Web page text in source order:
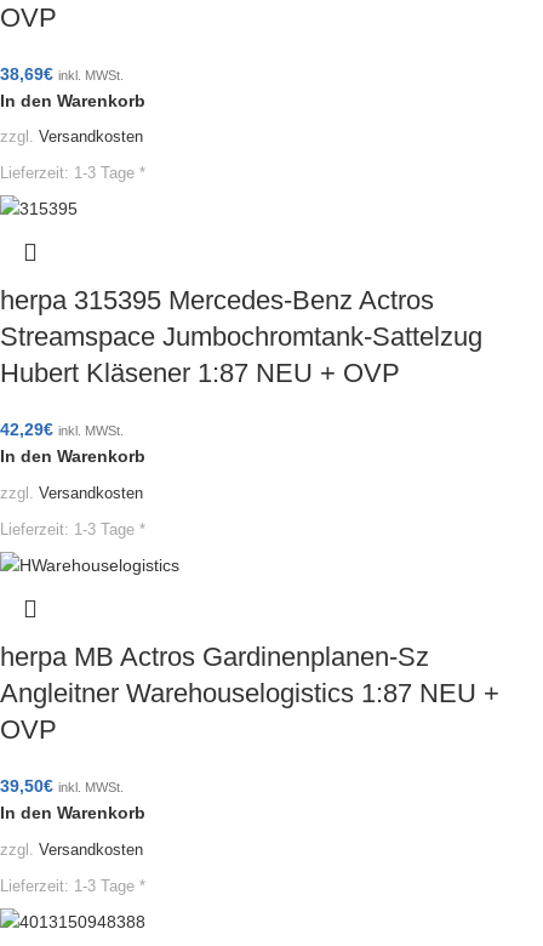
OVP
38,69€ inkl. MWSt.
In den Warenkorb
zzgl. Versandkosten
Lieferzeit: 1-3 Tage *
herpa 315395 Mercedes-Benz Actros
Streamspace Jumbochromtank-Sattelzug
Hubert Kläsener 1:87 NEU + OVP
42,29€ inkl. MWSt.
In den Warenkorb
zzgl. Versandkosten
Lieferzeit: 1-3 Tage *
herpa MB Actros Gardinenplanen-Sz
Angleitner Warehouselogistics 1:87 NEU +
OVP
39,50€ inkl. MWSt.
In den Warenkorb
zzgl. Versandkosten
Lieferzeit: 1-3 Tage *